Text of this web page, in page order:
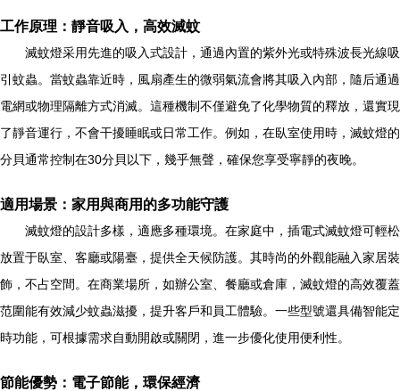
工作原理：靜音吸入，高效滅蚊
滅蚊燈采用先進的吸入式設計，通過內置的紫外光或特殊波長光線吸
引蚊蟲。當蚊蟲靠近時，風扇產生的微弱氣流會將其吸入內部，隨后通過
電網或物理隔離方式消滅。這種機制不僅避免了化學物質的釋放，還實現
了靜音運行，不會干擾睡眠或日常工作。例如，在臥室使用時，滅蚊燈的
分貝通常控制在30分貝以下，幾乎無聲，確保您享受寧靜的夜晚。
適用場景：家用與商用的多功能守護
滅蚊燈的設計多樣，適應多種環境。在家庭中，插電式滅蚊燈可輕松
放置于臥室、客廳或陽臺，提供全天候防護。其時尚的外觀能融入家居裝
飾，不占空間。在商業場所，如辦公室、餐廳或倉庫，滅蚊燈的高效覆蓋
范圍能有效減少蚊蟲滋擾，提升客戶和員工體驗。一些型號還具備智能定
時功能，可根據需求自動開啟或關閉，進一步優化使用便利性。
節能優勢：電子節能，環保經濟